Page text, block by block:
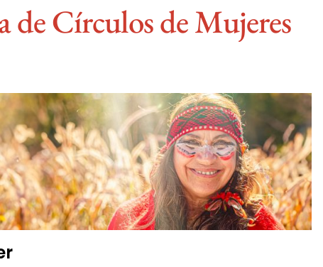
de Círculos de Mujeres